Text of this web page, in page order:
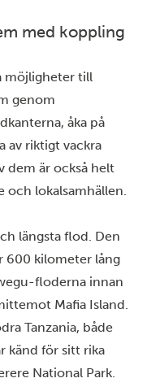
med koppling
möjligheter till
genom
åka på
av riktigt vackra
dem är också helt
och lokalsamhällen.
längsta flod. Den
600 kilometer lång
floderna innan
Mafia Island.
Tanzania, både
känd för sitt rika
National Park.